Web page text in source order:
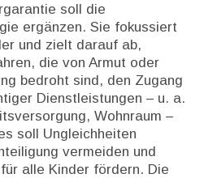
soll die
ergänzen. Sie fokussiert
und zielt darauf ab,
die von Armut oder
bedroht sind, den Zugang
Dienstleistungen – u. a.
Wohnraum –
soll Ungleichheiten
vermeiden und
alle Kinder fördern. Die